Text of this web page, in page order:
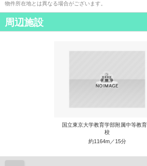
物件所在地とは異なる場合がございます。
周辺施設
国立東京大学教育学部附属中等教
校
約1164m／15分